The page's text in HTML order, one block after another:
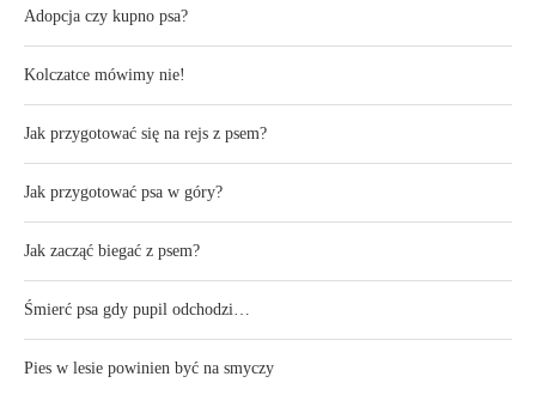
Adopcja czy kupno psa?
Kolczatce mówimy nie!
Jak przygotować się na rejs z psem?
Jak przygotować psa w góry?
Jak zacząć biegać z psem?
Śmierć psa gdy pupil odchodzi…
Pies w lesie powinien być na smyczy